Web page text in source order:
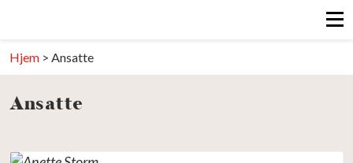
Hjem >Ansatte
Ansatte